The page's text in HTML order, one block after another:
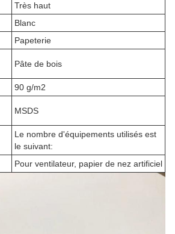
Très haut
Blanc
Papeterie
Pâte de bois
90 g/m2
MSDS
Le nombre d'équipements utilisés est
le suivant:
Pour ventilateur, papier de nez artificiel